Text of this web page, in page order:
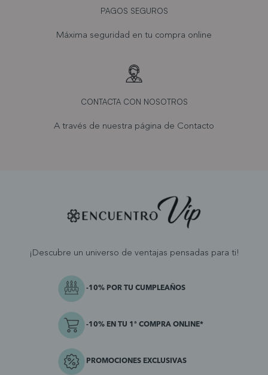
PAGOS SEGUROS
Máxima seguridad en tu compra online
CONTACTA CON NOSOTROS
A través de nuestra página de Contacto
¡Descubre un universo de ventajas pensadas para ti!
-10% POR TU CUMPLEAÑOS
-10% EN TU 1ª COMPRA ONLINE*
PROMOCIONES EXCLUSIVAS